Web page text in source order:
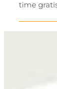
time